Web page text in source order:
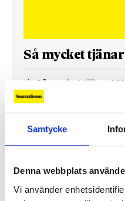
Samtycke
Denna webbplats
Vi använder
Så mycket
Så mycket tjänar